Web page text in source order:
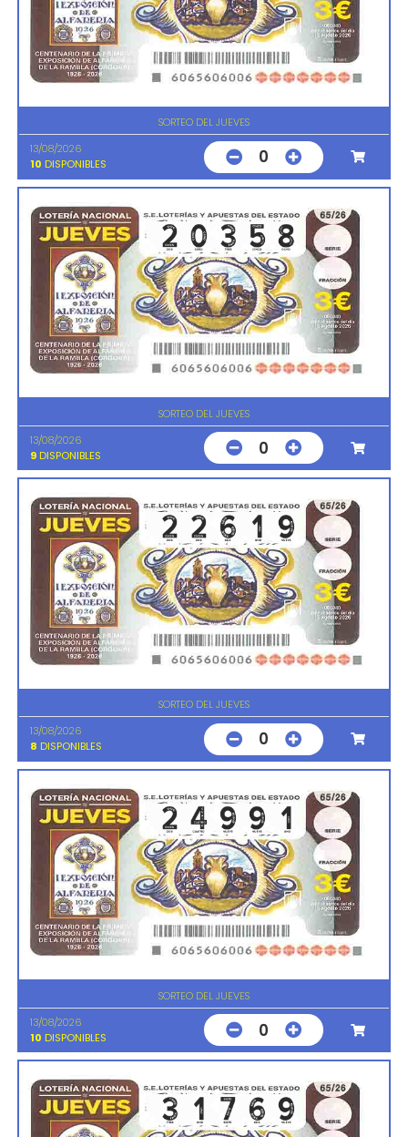
SORTEO DEL JUEVES
13/08/2026
10 DISPONIBLES 0
SORTEO DEL JUEVES
13/08/2026
9 DISPONIBLES 0
SORTEO DEL JUEVES
13/08/2026
8 DISPONIBLES 0
SORTEO DEL JUEVES
13/08/2026
10 DISPONIBLES 0